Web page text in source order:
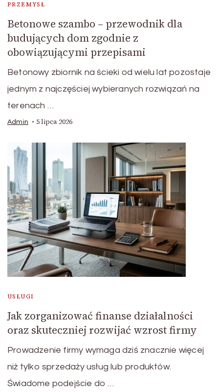
PRZEMYSŁ
Betonowe szambo – przewodnik dla
budujących dom zgodnie z
obowiązującymi przepisami
Betonowy zbiornik na ścieki od wielu lat pozostaje
jednym z najczęściej wybieranych rozwiązań na
terenach …
Admin 5 lipca 2026
USŁUGI
Jak zorganizować finanse działalności
oraz skuteczniej rozwijać wzrost firmy
Prowadzenie firmy wymaga dziś znacznie więcej
niż tylko sprzedaży usług lub produktów.
Świadome podejście do …